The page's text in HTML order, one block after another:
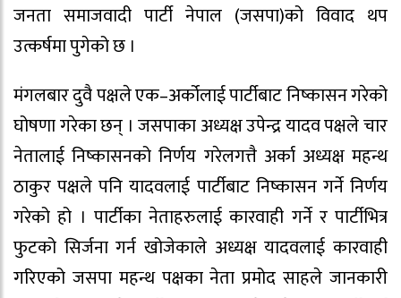
जनता समाजवादी पार्टी नेपाल (जसपा)को विवाद थप
उत्कर्षमा पुगेको छ ।
मंगलबार दुवै पक्षले एक–अर्कोलाई पार्टीबाट निष्कासन गरेको
घोषणा गरेका छन् । जसपाका अध्यक्ष उपेन्द्र यादव पक्षले चार
नेतालाई निष्कासनको निर्णय गरेलगत्तै अर्का अध्यक्ष महन्थ
ठाकुर पक्षले पनि यादवलाई पार्टीबाट निष्कासन गर्ने निर्णय
गरेको हो । पार्टीका नेताहरुलाई कारवाही गर्ने र पार्टीभित्र
फुटको सिर्जना गर्न खोजेकाले अध्यक्ष यादवलाई कारवाही
गरिएको जसपा महन्थ पक्षका नेता प्रमोद साहले जानकारी